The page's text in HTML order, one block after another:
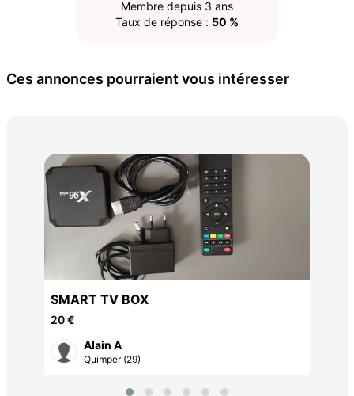
Membre depuis 3 ans
Taux de réponse : 50 %
Ces annonces pourraient vous intéresser
SMART TV BOX
20 €
Alain A
Quimper (29)